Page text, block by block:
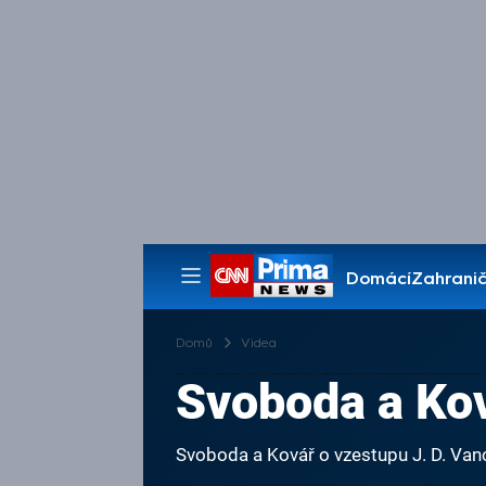
Domácí
Pořady
Domů Videa
Svoboda a
Svoboda a Kovář o vzestupu J. D.